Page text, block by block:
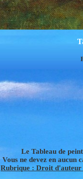
Le Tableau de
Vous ne devez en
Rubrique : Droit